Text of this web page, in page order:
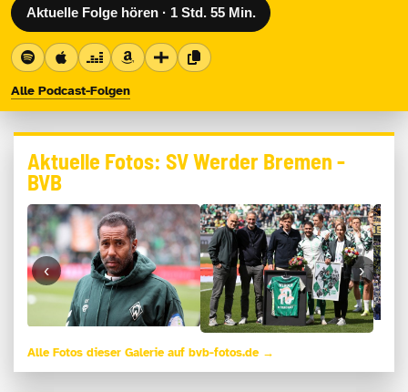
Aktuelle Folge hören · 1 Std. 55 Min.
Alle Podcast-Folgen
Aktuelle Fotos: SV Werder Bremen -
BVB
‹ ›
Alle Fotos dieser Galerie auf bvb-fotos.de →